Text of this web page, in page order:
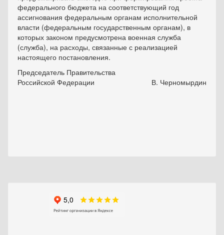
федерального бюджета на соответствующий год
ассигнования федеральным органам исполнительной
власти (федеральным государственным органам), в
которых законом предусмотрена военная служба
(служба), на расходы, связанные с реализацией
настоящего постановления.
Председатель Правительства
Российской Федерации
В. Черномырдин